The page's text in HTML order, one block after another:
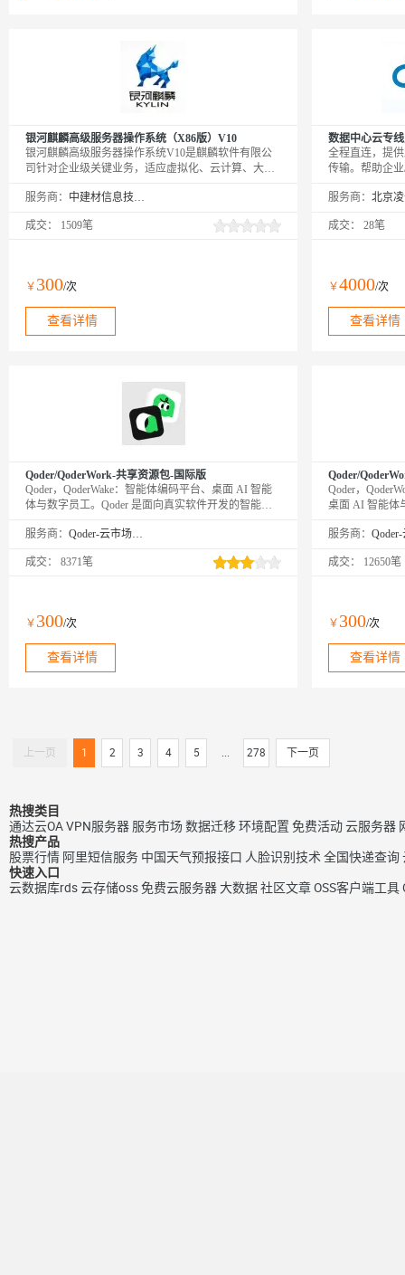
银河麒麟高级服务器操作系统（X86版）V10
银河麒麟高级服务器操作系统V10是麒麟软件有限公
司针对企业级关键业务，适应虚拟化、云计算、大数
能、扩展性和实时性等需求，依据CMMI5级标准研制
化、高性能、易管理的新一代自主服务器操作系统。
服务商： 中建材信息技术股份有限公司
成交： 1509笔
￥ 300/次
查看详情
数据中心云专
全程直连，提
传输。帮助企
公有云到企业/
通信的质量和
服务商：
成交： 28笔
￥4000/次
查看详情
Qoder/QoderWork-共享资源包-国际版
Qoder，QoderWake：智能体编码平台、桌面 AI 智能
体与数字员工。Qoder 是面向真实软件开发的智能体
JetBrains 插件、CLI、Mobile 和 Cloud Agents 等使用方
QoderWake 是你的数字员工，各司其职、全天在线，
服务商： Qoder-云市场精选店
成交： 8371笔
￥ 300/次
查看详情
Qoder/
Qoder，
桌面 AI 智能体
供 Desktop、
的全流程。
员工，各司其
越用越懂你。
服务商：
成交： 12650笔
￥ 300/次
查看详情
上一页 1 2 3 4 5 ... 278 下一页
热搜类目
通达云OAVPN服务器 服务市场数据迁移环境配置 免费活动云服务器
热搜产品
股票行情 阿里短信服务 中国天气预报接口 人脸识别技术 全国快递查询
快速入口
云数据库rds云存储oss免费云服务器大数据社区文章OSS客户端工具